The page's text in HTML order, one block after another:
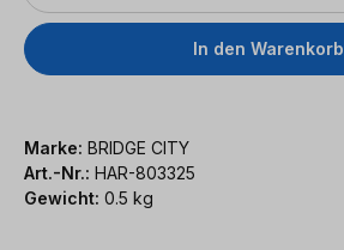
In den Warenkorb
Marke: BRIDGE CITY
Art.-Nr.: HAR-803325
Gewicht: 0.5 kg